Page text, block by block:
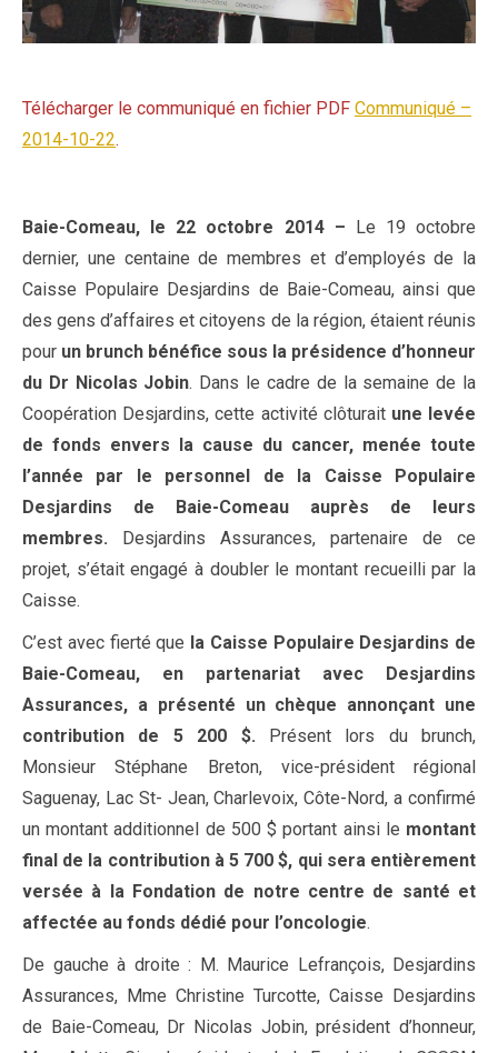
Télécharger le communiqué en fichier PDF Communiqué –
2014-10-22.
Baie-Comeau, le 22 octobre 2014 – Le 19 octobre
dernier, une centaine de membres et d’employés de la
Caisse Populaire Desjardins de Baie-Comeau, ainsi que
des gens d’affaires et citoyens de la région, étaient réunis
pour un brunch bénéfice sous la présidence d’honneur
du Dr Nicolas Jobin. Dans le cadre de la semaine de la
Coopération Desjardins, cette activité clôturait une levée
de fonds envers la cause du cancer, menée toute
l’année par le personnel de la Caisse Populaire
Desjardins de Baie-Comeau auprès de leurs
membres. Desjardins Assurances, partenaire de ce
projet, s’était engagé à doubler le montant recueilli par la
Caisse.
C’est avec fierté que la Caisse Populaire Desjardins de
Baie-Comeau, en partenariat avec
Desjardins
Assurances, a présenté un chèque annonçant une
contribution
de 5 200 $. Présent lors du brunch,
Monsieur Stéphane Breton, vice-président régional
Saguenay, Lac St- Jean, Charlevoix, Côte-Nord, a confirmé
un montant additionnel de 500 $ portant ainsi le montant
final de la contribution à 5 700 $, qui sera entièrement
versée à la Fondation de notre centre de santé et
affectée au fonds dédié pour l’oncologie.
De gauche à droite : M. Maurice Lefrançois, Desjardins
Assurances, Mme Christine Turcotte, Caisse Desjardins
de Baie-Comeau, Dr Nicolas Jobin, président d’honneur,